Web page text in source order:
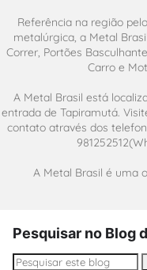
Referência na região
metalúrgica, a Metal
Correr, Portões
Carro e
A Metal Brasil está
entrada de Tapiramutá.
contato através dos
A Metal Brasil é uma
Pesquisar no Blog